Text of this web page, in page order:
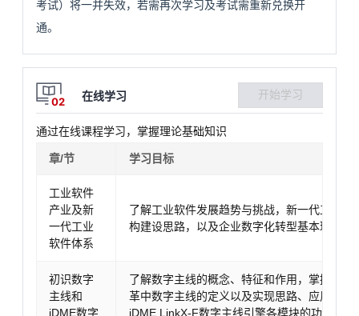
考试）将一并失效，若需再次学习及考试需重新兑换开
通。
02 在线学习 开始学习
通过在线课程学习，掌握理论基础知识
章/节 学习目标
工业软件
产业及新
一代工业
软件体系
了解工业软件发展趋势与挑战，新一代工业软
构建设思路，以及企业数字化转型基本理念
初识数字
主线和
iDME数字
了解数字主线的概念、特征和作用，掌握华为
革中数字主线的定义以及实现思路、应用案例
iDME LinkX-F数字主线引擎各模块的功能和价